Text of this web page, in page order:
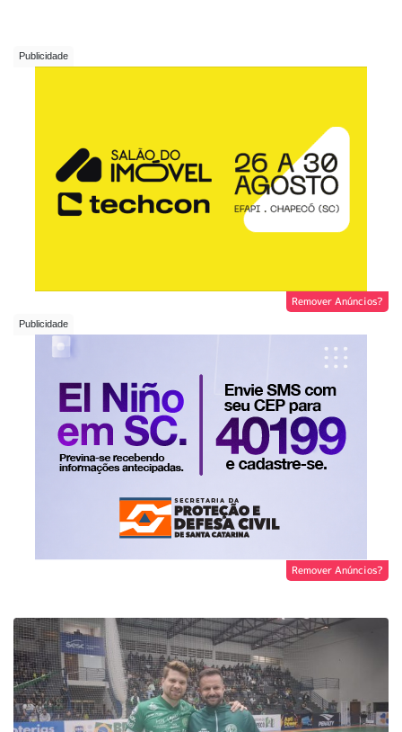
Remover Anúncios?
Remover Anúncios?